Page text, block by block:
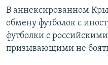
Все сайты RFE/RL
В аннексированном
обмену футболок с
футболки с
призывающими не